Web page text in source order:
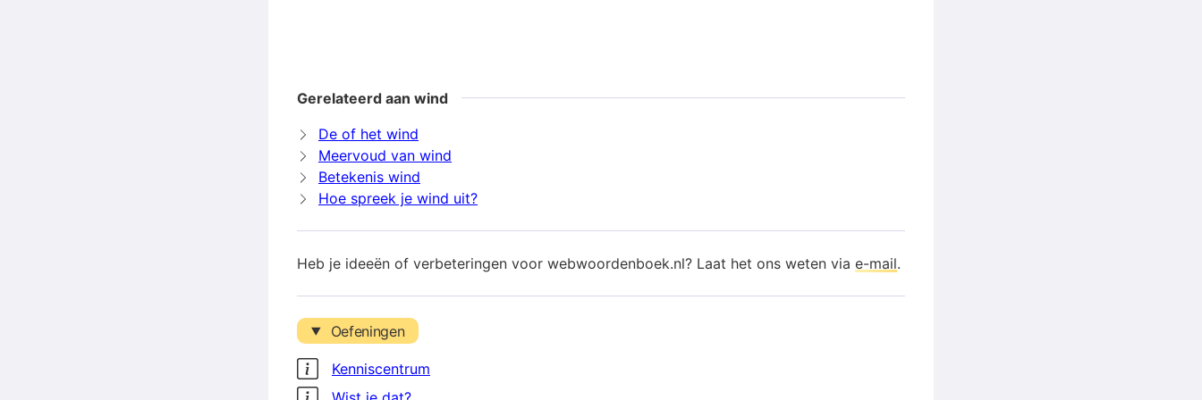
Gerelateerd aan wind
De of het wind
Meervoud van wind
Betekenis wind
Hoe spreek je wind uit?
Heb je ideeën of verbeteringen voor webwoordenboek.nl? Laat het ons weten via e-mail.
Oefeningen
Kenniscentrum